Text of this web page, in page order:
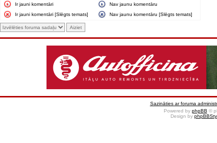
Ir jauni komentāri
Nav jaunu komentāru
Ir jauni komentāri [Slēgts temats]
Nav jaunu komentāru [Slēgts temats]
Sazināties ar foruma
Powered by phpBB ©
Design by